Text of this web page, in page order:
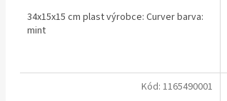
34x15x15 cm plast výrobce: Curver barva:
mint
Kód: 1165490001